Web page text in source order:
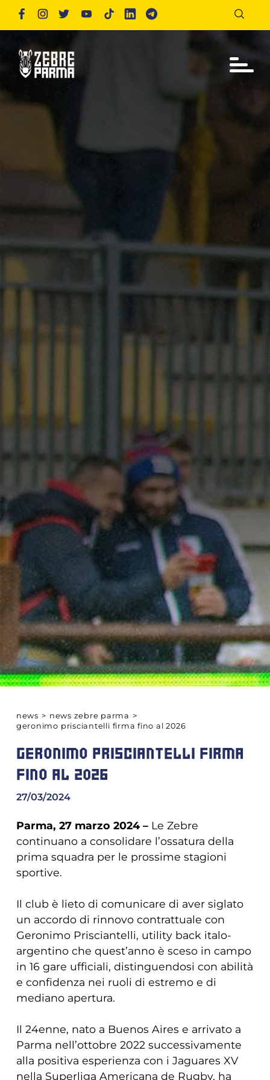
news > news zebre parma >
geronimo prisciantelli firma fino al 2026
GERONIMO PRISCIANTELLI FIRMA
FINO AL 2026
27/03/2024
Parma, 27 marzo 2024 –Le Zebre
continuano a consolidare l’ossatura della
prima squadra per le prossime stagioni
sportive.
Il club è lieto di comunicare di aver siglato
un accordo di rinnovo contrattuale con
Geronimo Prisciantelli, utility back italo-
argentino che quest’anno è sceso in campo
in 16 gare ufficiali, distinguendosi con abilità
e confidenza nei ruoli di estremo e di
mediano apertura.
Il 24enne, nato a Buenos Aires e arrivato a
Parma nell’ottobre 2022 successivamente
alla positiva esperienza con i Jaguares XV
nella Superliga Americana de Rugby, ha